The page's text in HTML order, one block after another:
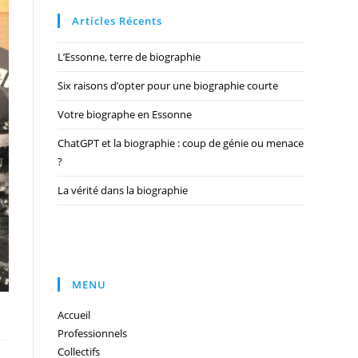
Articles Récents
L’Essonne, terre de biographie
Six raisons d’opter pour une biographie courte
Votre biographe en Essonne
ChatGPT et la biographie : coup de génie ou menace
?
La vérité dans la biographie
MENU
Accueil
Professionnels
Collectifs